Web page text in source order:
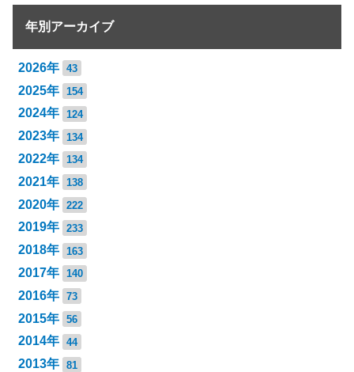
年別アーカイブ
2026年 43
2025年 154
2024年 124
2023年 134
2022年 134
2021年 138
2020年 222
2019年 233
2018年 163
2017年 140
2016年 73
2015年 56
2014年 44
2013年 81